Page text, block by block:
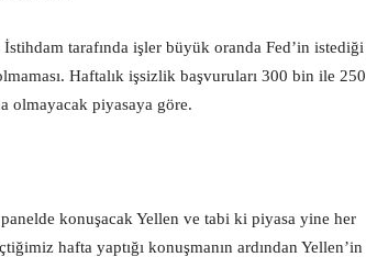
tarafında işler büyük oranda Fed’in istediği
Haftalık işsizlik başvuruları 300 bin ile 250
olmayacak piyasaya göre.
konuşacak Yellen ve tabi ki piyasa yine her
hafta yaptığı konuşmanın ardından Yellen’in